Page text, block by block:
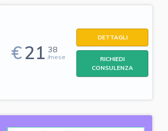
€21 38
/mese
DETTAGLI
RICHIEDI
CONSULENZA